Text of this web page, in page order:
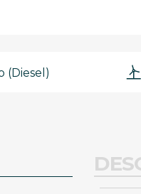
(Diesel)